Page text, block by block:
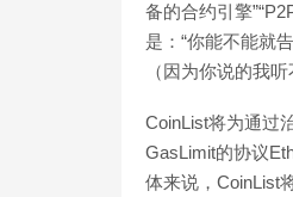
备的合约引擎
是：“你能不能就
（因为你说的我听
CoinList将为通过
GasLimit的协议
体来说，CoinList